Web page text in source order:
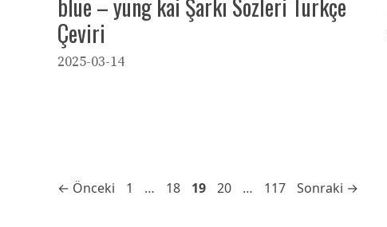
blue – yung kai Şarkı Sözleri Türkçe
Çeviri
2025-03-14
← Önceki Sayfa
1 … Sayfa
18 Sayfa
19 Sayfa
20 … Sayfa
117 Sonraki →